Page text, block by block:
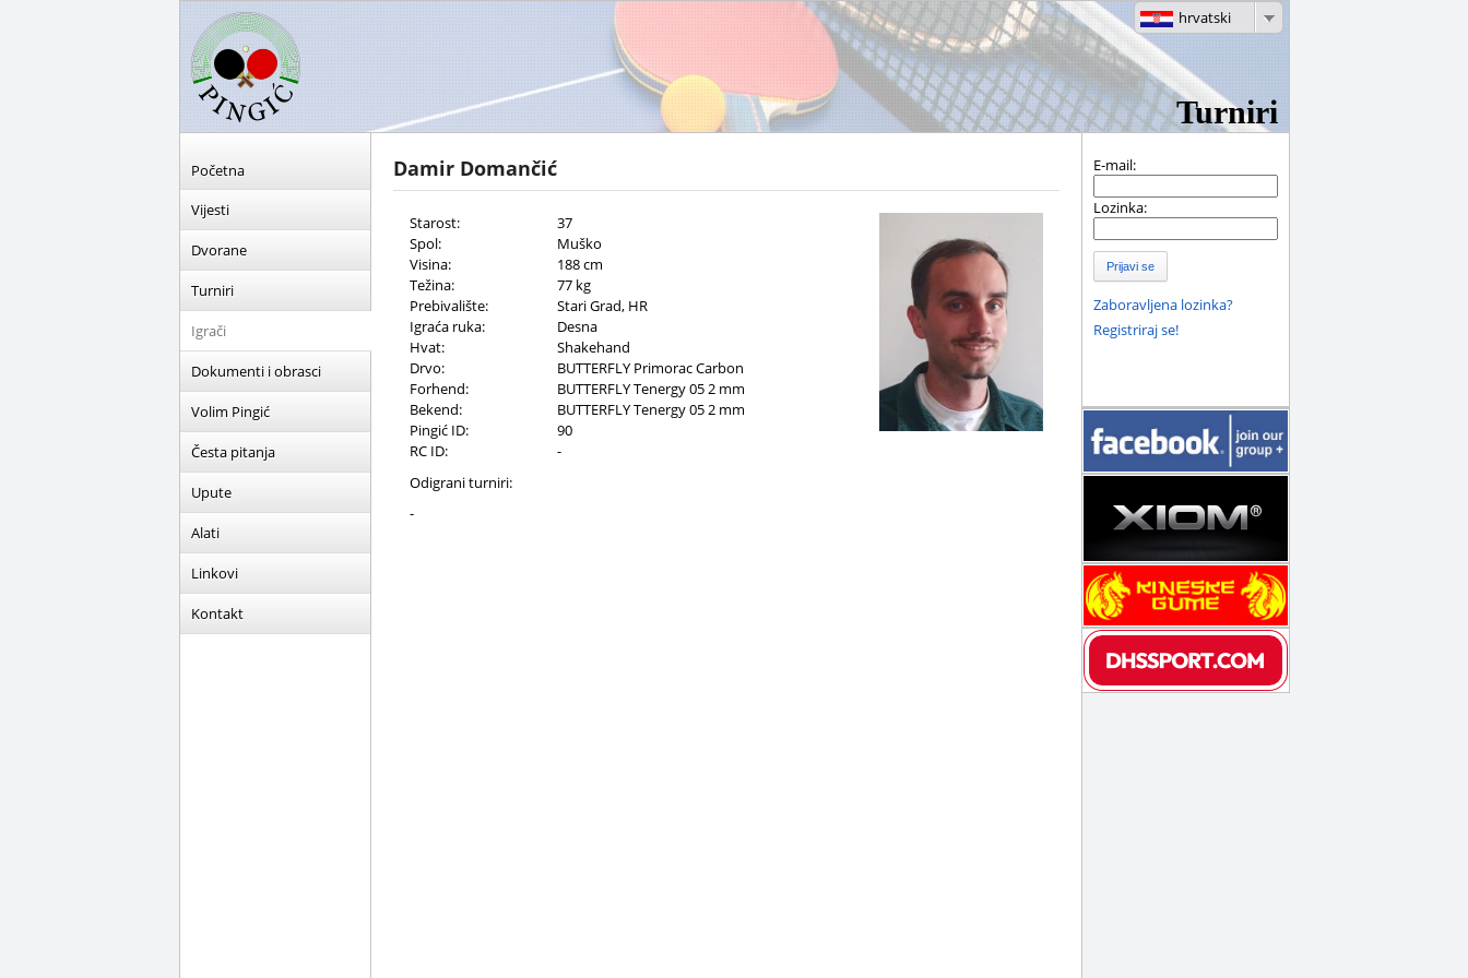
Turniri
hrvatski
Početna
Vijesti
Dvorane
Turniri
Igrači
Dokumenti i obrasci
Volim Pingić
Česta pitanja
Upute
Alati
Linkovi
Kontakt
Damir Domančić
Starost:
37
Spol:
Muško
Visina:
188 cm
Težina:
77 kg
Prebivalište:
Stari Grad, HR
Igraća ruka:
Desna
Hvat:
Shakehand
Drvo:
BUTTERFLY Primorac Carbon
Forhend:
BUTTERFLY Tenergy 05 2 mm
Bekend:
BUTTERFLY Tenergy 05 2 mm
Pingić ID:
90
RC ID:
-
Odigrani turniri:
-
E-mail:
Lozinka:
Prijavi se
Zaboravljena lozinka?
Registriraj se!